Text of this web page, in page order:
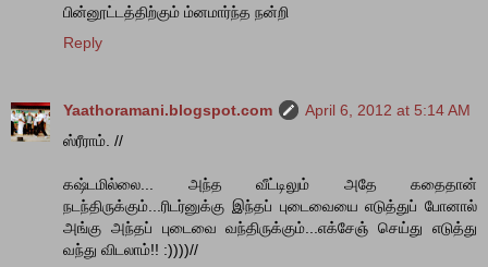
பின்னூட்டத்திற்கும் ம்னமார்ந்த நன்றி
Reply
Yaathoramani.blogspot.com
April 6, 2012 at 5:14 AM
ஸ்ரீராம். //
கஷ்டமில்லை... அந்த வீட்டிலும் அதே கதைதான்
நடந்திருக்கும்...ரிடர்னுக்கு இந்தப் புடைவையை எடுத்துப் போனால்
அங்கு அந்தப் புடைவை வந்திருக்கும்...எக்சேஞ் செய்து எடுத்து
வந்து விடலாம்!! :))))//